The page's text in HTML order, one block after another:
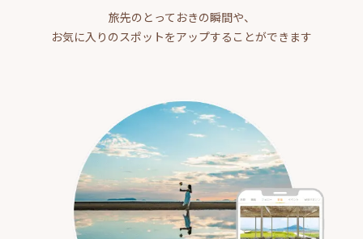
旅先のとっておきの瞬間や、
お気に入りのスポットをアップすることができます